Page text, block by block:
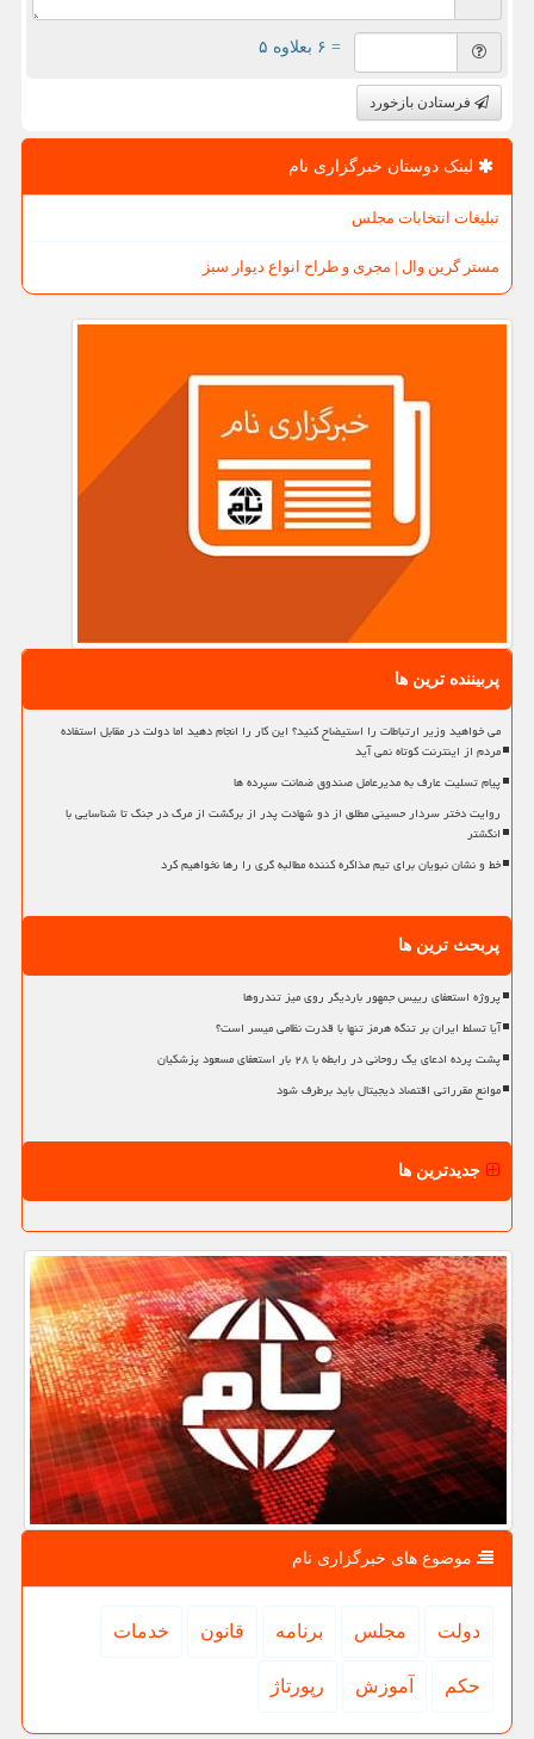
= ۶ بعلاوه ۵
فرستادن بازخورد
لینک دوستان خبرگزاری نام
تبلیغات انتخابات مجلس
مستر گرین وال | مجری و طراح انواع دیوار سبز
پربیننده ترین ها
می خواهید وزیر ارتباطات را استیضاح کنید؟ این کار را انجام دهید اما دولت در مقابل استفاده
مردم از اینترنت کوتاه نمی آید
پیام تسلیت عارف به مدیرعامل صندوق ضمانت سپرده ها
روایت دختر سردار حسینی مطلق از دو شهادت پدر از برگشت از مرگ در جنگ تا شناسایی با
انگشتر
خط و نشان نبویان برای تیم مذاکره کننده مطالبه گری را رها نخواهیم کرد
پربحث ترین ها
پروژه استعفای رییس جمهور باردیگر روی میز تندروها
آیا تسلط ایران بر تنگه هرمز تنها با قدرت نظامی میسر است؟
پشت پرده ادعای یک روحانی در رابطه با ۲۸ بار استعفای مسعود پزشکیان
موانع مقرراتی اقتصاد دیجیتال باید برطرف شود
جدیدترین ها
موضوع های خبرگزاری نام
دولت مجلس برنامه قانون خدمات
حكم آموزش رپورتاژ